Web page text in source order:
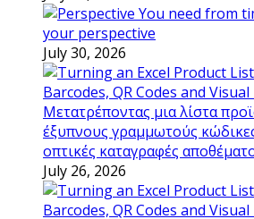
You need from
your perspective
July 30, 2026
Μετατρέποντας μια λίστα
έξυπνους γραμμωτούς
οπτικές καταγραφές
July 26, 2026